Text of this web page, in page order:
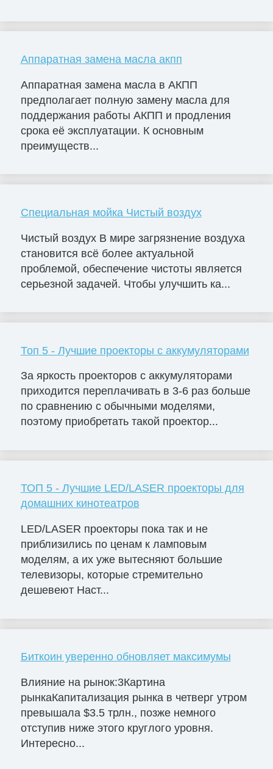
Аппаратная замена масла акпп
Аппаратная замена масла в АКПП
предполагает полную замену масла для
поддержания работы АКПП и продления
срока её эксплуатации. К основным
преимуществ...
Специальная мойка Чистый воздух
Чистый воздух В мире загрязнение воздуха
становится всё более актуальной
проблемой, обеспечение чистоты является
серьезной задачей. Чтобы улучшить ка...
Топ 5 - Лучшие проекторы с аккумуляторами
За яркость проекторов с аккумуляторами
приходится переплачивать в 3-6 раз больше
по сравнению с обычными моделями,
поэтому приобретать такой проектор...
ТОП 5 - Лучшие LED/LASER проекторы для
домашних кинотеатров
LED/LASER проекторы пока так и не
приблизились по ценам к ламповым
моделям, а их уже вытесняют большие
телевизоры, которые стремительно
дешевеют Наст...
Биткоин уверенно обновляет максимумы
Влияние на рынок:3Картина
рынкаКапитализация рынка в четверг утром
превышала $3.5 трлн., позже немного
отступив ниже этого круглого уровня.
Интересно...